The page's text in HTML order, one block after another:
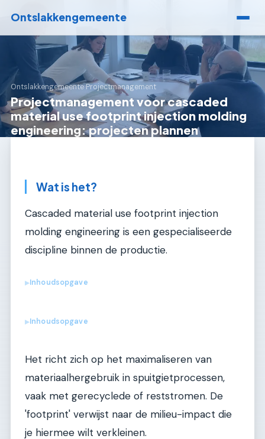
Ontslakkengemeente
Ontslakkengemeente›Projectmanagement
Projectmanagement voor cascaded
material use footprint injection molding
engineering: projecten plannen
Wat is het?
Cascaded material use footprint injection
molding engineering is een gespecialiseerde
discipline binnen de productie.
▶Inhoudsopgave
▶Inhoudsopgave
Het richt zich op het maximaliseren van
materiaalhergebruik in spuitgietprocessen,
vaak met gerecyclede of reststromen. De
'footprint' verwijst naar de milieu-impact die
je hiermee wilt verkleinen.